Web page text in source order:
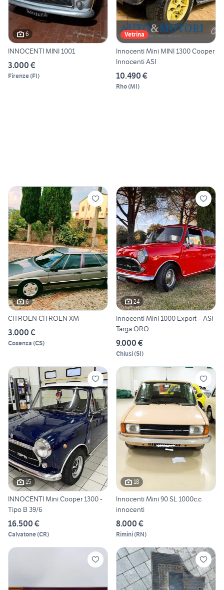
6
INNOCENTI MINI 1001
3.000 €
Firenze(FI)
Vetrina
Innocenti Mini MINI 1300 Cooper
Innocenti ASI
10.490 €
Rho(MI)
6
CITROËN CITROEN XM
3.000 €
Cosenza (CS)
24
Innocenti Mini 1000 Export – ASI
Targa ORO
9.000 €
Chiusi(SI)
15
INNOCENTI Mini Cooper 1300 -
Tipo B 39/6
16.500 €
Calvatone(CR)
18
Innocenti Mini 90 SL 1000c.c
innocenti
8.000 €
Rimini(RN)